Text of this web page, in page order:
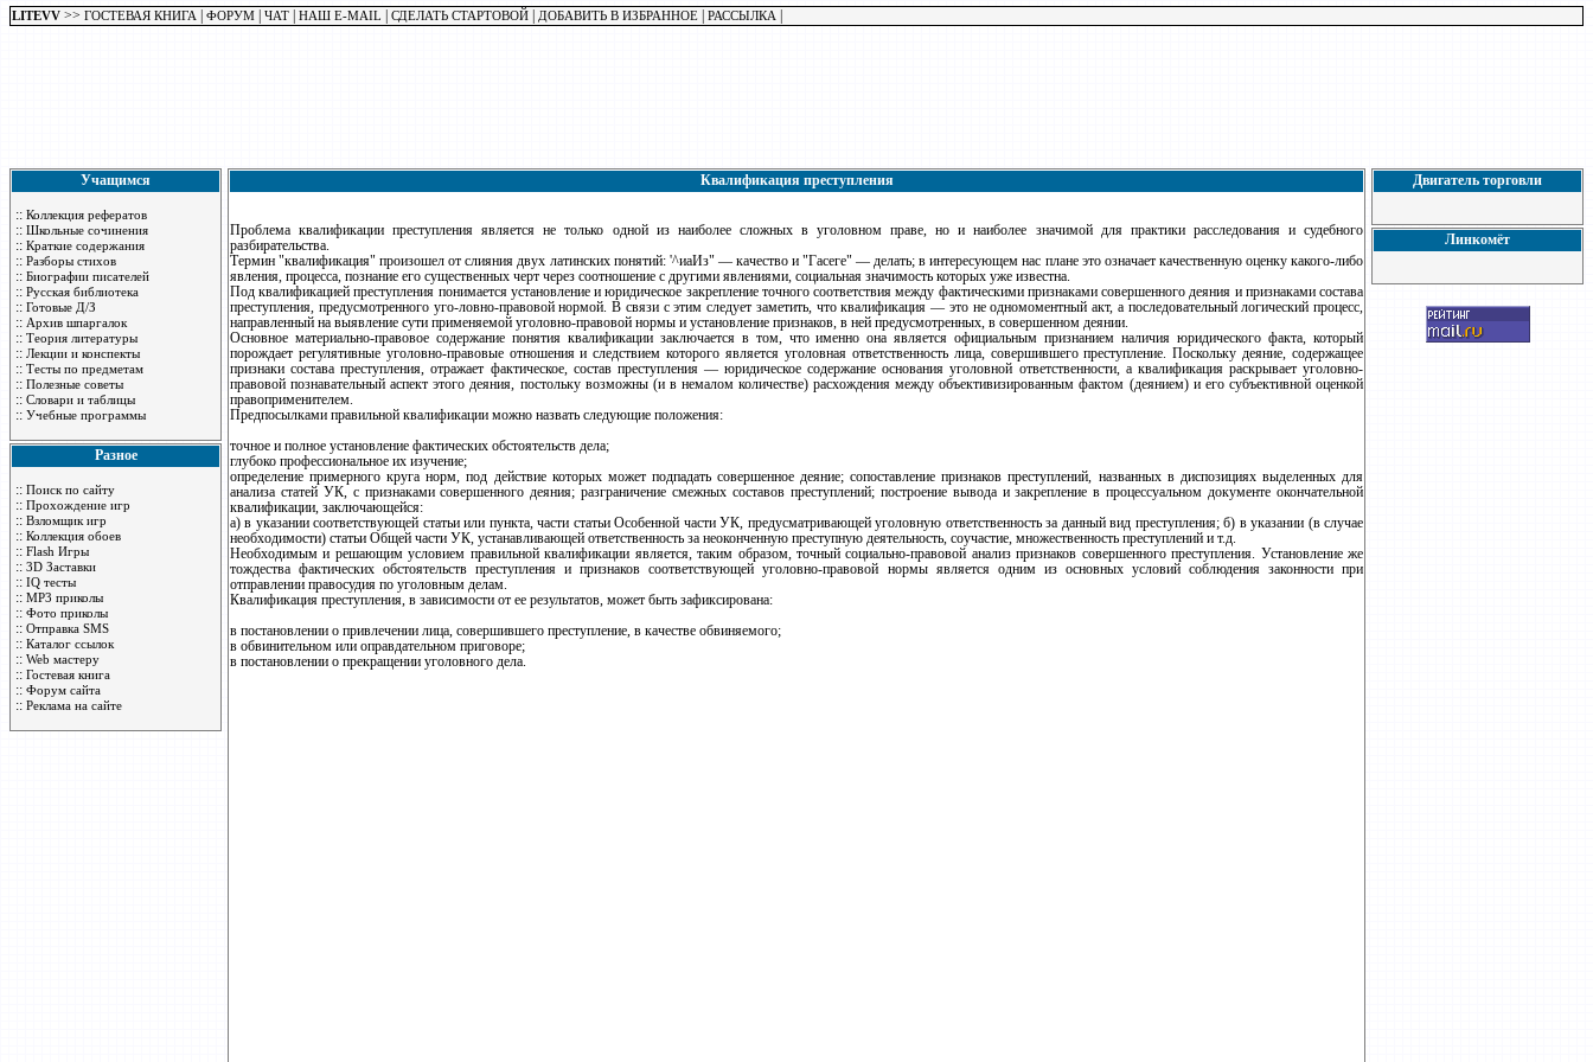
LITEVV >> ГОСТЕВАЯ КНИГА ФОРУМ ЧАТ НАШ E-MAIL СДЕЛАТЬ СТАРТОВОЙ ДОБАВИТЬ В ИЗБРАННОЕ РАССЫЛКА
Учащимся
:: Коллекция рефератов
:: Школьные сочинения
:: Краткие содержания
:: Разборы стихов
:: Биографии писателей
:: Русская библиотека
:: Готовые Д/З
:: Архив шпаргалок
:: Теория литературы
:: Лекции и конспекты
:: Тесты по предметам
:: Полезные советы
:: Словари и таблицы
:: Учебные программы
Разное
:: Поиск по сайту
:: Прохождение игр
:: Взломщик игр
:: Коллекция обоев
:: Flash Игры
:: 3D Заставки
:: IQ тесты
:: MP3 приколы
:: Фото приколы
:: Отправка SMS
:: Каталог ссылок
:: Web мастеру
:: Гостевая книга
:: Форум сайта
:: Реклама на сайте
Квалификация преступления
Проблема квалификации преступления является не только одной из наиболее сложных в уголовном праве, но и наиболее значимой для практики расследования и судебного
разбирательства.
Термин "квалификация" произошел от слияния двух латинских понятий: '^иаИз" — качество и "Гасеге" — делать; в интересующем нас плане это означает качественную оценку какого-либо
явления, процесса, познание его существенных черт через соотношение с другими явлениями, социальная значимость которых уже известна.
Под квалификацией преступления понимается установление и юридическое закрепление точного соответствия между фактическими признаками совершенного деяния и признаками состава
преступления, предусмотренного уго-ловно-правовой нормой. В связи с этим следует заметить, что квалификация — это не одномоментный акт, а последовательный логический процесс,
направленный на выявление сути применяемой уголовно-правовой нормы и установление признаков, в ней предусмотренных, в совершенном деянии.
Основное материально-правовое содержание понятия квалификации заключается в том, что именно она является официальным признанием наличия юридического факта, который
порождает регулятивные уголовно-правовые отношения и следствием которого является уголовная ответственность лица, совершившего преступление. Поскольку деяние, содержащее
признаки состава преступления, отражает фактическое, состав преступления — юридическое содержание основания уголовной ответственности, а квалификация раскрывает уголовно-
правовой познавательный аспект этого деяния, постольку возможны (и в немалом количестве) расхождения между объективизированным фактом (деянием) и его субъективной оценкой
правоприменителем.
Предпосылками правильной квалификации можно назвать следующие положения:
точное и полное установление фактических обстоятельств дела;
глубоко профессиональное их изучение;
определение примерного круга норм, под действие которых может подпадать совершенное деяние; сопоставление признаков преступлений, названных в диспозициях выделенных для
анализа статей УК, с признаками совершенного деяния; разграничение смежных составов преступлений; построение вывода и закрепление в процессуальном документе окончательной
квалификации, заключающейся:
а) в указании соответствующей статьи или пункта, части статьи Особенной части УК, предусматривающей уголовную ответственность за данный вид преступления; б) в указании (в случае
необходимости) статьи Общей части УК, устанавливающей ответственность за неоконченную преступную деятельность, соучастие, множественность преступлений и т.д.
Необходимым и решающим условием правильной квалификации является, таким образом, точный социально-правовой анализ признаков совершенного преступления. Установление же
тождества фактических обстоятельств преступления и признаков соответствующей уголовно-правовой нормы является одним из основных условий соблюдения законности при
отправлении правосудия по уголовным делам.
Квалификация преступления, в зависимости от ее результатов, может быть зафиксирована:
в постановлении о привлечении лица, совершившего преступление, в качестве обвиняемого;
в обвинительном или оправдательном приговоре;
в постановлении о прекращении уголовного дела.
Двигатель торговли
Линкомёт